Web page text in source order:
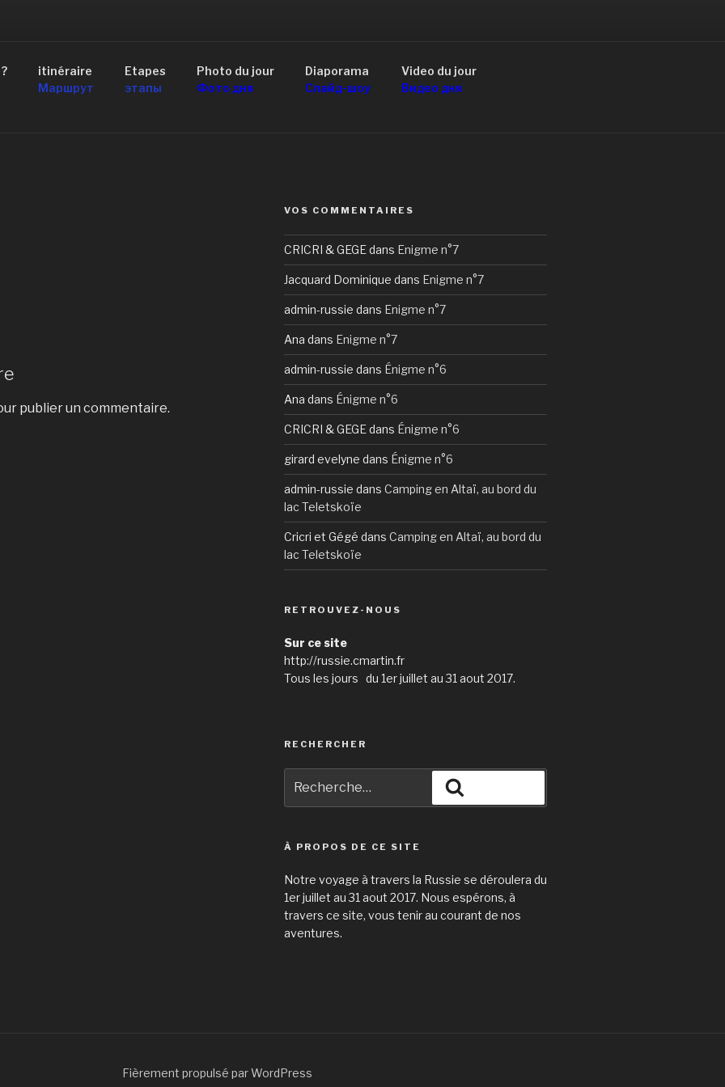
4×4 RUSSIE
au Lac Baïkal
itinéraire
Маршрут
Etapes
этапы
Photo du jour
Фото дня
Diaporama
Слайд-шоу
Video du jour
Видео дня
publier un commentaire.
VOS COMMENTAIRES
CRICRI & GEGEdans Enigme n°7
Jacquard Dominique dans Enigme n°7
admin-russie dans Enigme n°7
Ana dans Enigme n°7
admin-russie dans Énigme n°6
Ana dans Énigme n°6
CRICRI & GEGEdans Énigme n°6
girard evelyne dans Énigme n°6
admin-russie dans Camping en Altaï, au bord du
lac Teletskoïe
Cricri et Gégé dans Camping en Altaï, au bord du
lac Teletskoïe
RETROUVEZ-NOUS
Sur ce site
http://russie.cmartin.fr
Tous les jours du 1er juillet au 31 aout 2017.
RECHERCHER
pour
:
À PROPOS DE CE SITE
Notre voyage à travers la Russie se déroulera du
1er juillet au 31 aout 2017. Nous espérons, à
travers ce site, vous tenir au courant de nos
aventures.
Fièrement propulsé par WordPress